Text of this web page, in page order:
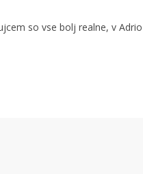
so vse bolj realne, v Adrio